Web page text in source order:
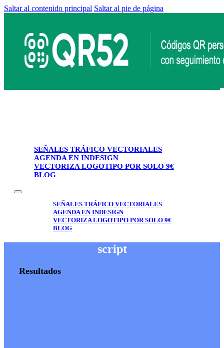
Saltar al contenido principal Saltar al pie de página
SEÑALES TRÁFICO VECTORIALES
AGENDA EN INDESIGN
VECTORIZA LOGOTIPO POR SOLO 9€
BLOG
SEÑALES TRÁFICO VECTORIALES
AGENDA EN INDESIGN
VECTORIZA LOGOTIPO POR SOLO 9€
BLOG
script
Resultados